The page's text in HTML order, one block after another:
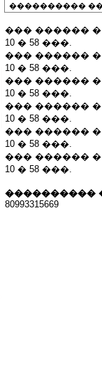
����������
��� ������
10 � 58 ���.
��� ������
10 � 58 ���.
��� ������
10 � 58 ���.
��� ������
10 � 58 ���.
��� ������
10 � 58 ���.
��� ������
10 � 58 ���.
����������
80993315669